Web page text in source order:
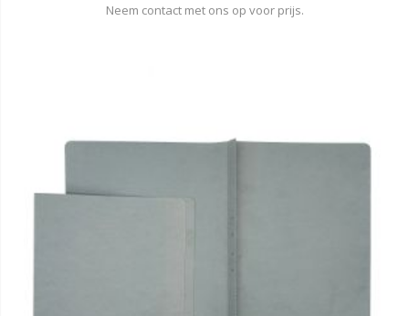
Neem contact met ons op voor prijs.